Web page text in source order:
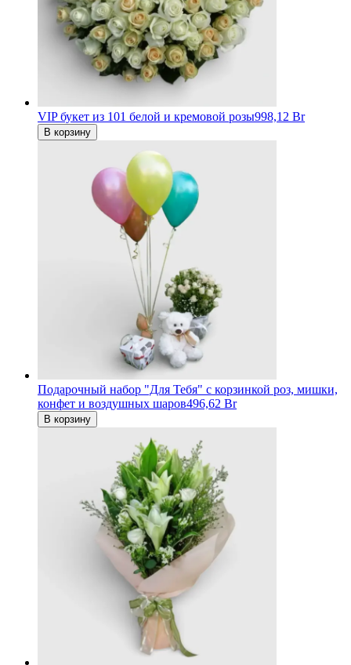
VIP букет из 101 белой и кремовой розы998,12 Br
В корзину
Подарочный набор "Для Тебя" c корзинкой роз, мишки,
конфет и воздушных шаров496,62 Br
В корзину